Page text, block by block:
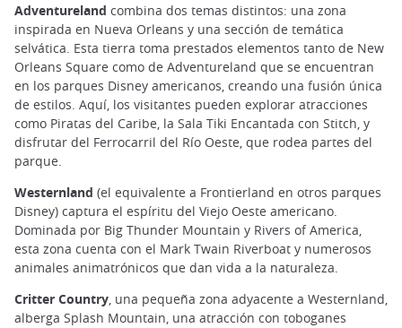
Adventureland combina dos temas distintos: una zona
inspirada en Nueva Orleans y una sección de temática
selvática. Esta tierra toma prestados elementos tanto de New
Orleans Square como de Adventureland que se encuentran
en los parques Disney americanos, creando una fusión única
de estilos. Aquí, los visitantes pueden explorar atracciones
como Piratas del Caribe, la Sala Tiki Encantada con Stitch, y
disfrutar del Ferrocarril del Río Oeste, que rodea partes del
parque.
Westernland (el equivalente a Frontierland en otros parques
Disney) captura el espíritu del Viejo Oeste americano.
Dominada por Big Thunder Mountain y Rivers of America,
esta zona cuenta con el Mark Twain Riverboat y numerosos
animales animatrónicos que dan vida a la naturaleza.
Critter Country, una pequeña zona adyacente a Westernland,
alberga Splash Mountain, una atracción con toboganes